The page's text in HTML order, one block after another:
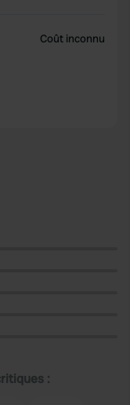
Coût inconnu
: